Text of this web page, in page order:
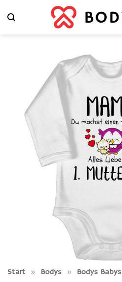
Inhalt
Start » Bodys » Bodys Babys